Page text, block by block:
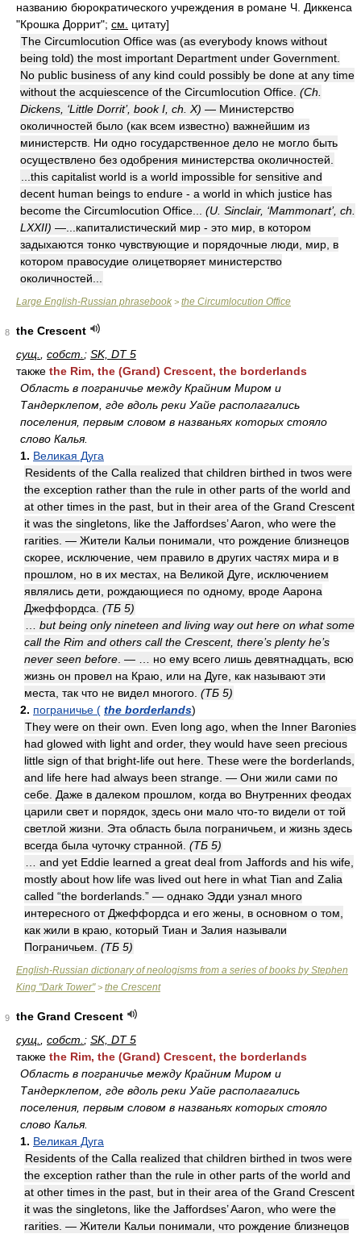
названию бюрократического учреждения в романе Ч. Диккенса
"Крошка Доррит"; см.
цитату]
The Circumlocution Office was (as everybody knows without
being told) the most important Department under Government.
No public business of any kind could possibly be done at any time
without the acquiescence of the Circumlocution Office. (Ch.
Dickens, ‘Little Dorrit’, book I, ch. X) — Министерство
околичностей было (как всем известно) важнейшим из
министерств. Ни одно государственное дело не могло быть
осуществлено без одобрения министерства околичностей.
...this capitalist world is a world impossible for sensitive and
decent human beings to endure - a world in which justice has
become the Circumlocution Office... (U. Sinclair, ‘Mammonart’, ch.
LXXII) —...капиталистический мир - это мир, в котором
задыхаются тонко чувствующие и порядочные люди, мир, в
котором правосудие олицетворяет министерство
околичностей...
Large English-Russian phrasebook > the Circumlocution Office
8
the Crescent
сущ.
собст. ; SK, DT 5
также the Rim, the (Grand) Crescent, the borderlands
Область в пограничье между Крайним Миром и
Тандерклепом, где вдоль реки Уайе располагались
поселения, первым словом в названьях которых стояло
слово Калья.
1. Великая Дуга
Residents of the Calla realized that children birthed in twos were
the exception rather than the rule in other parts of the world and
at other times in the past, but in their area of the Grand Crescent
it was the singletons, like the Jaffordses’ Aaron, who were the
rarities. — Жители Кальи понимали, что рождение близнецов
скорее, исключение, чем правило в других частях мира и в
прошлом, но в их местах, на Великой Дуге, исключением
являлись дети, рождающиеся по одному, вроде Аарона
Джеффордса. (ТБ 5)
but being only nineteen and living way out here on what some
call the Rim and others call the Crescent, there’s plenty he’s
never seen before . — … но ему всего лишь девятнадцать, всю
жизнь он провел на Краю, или на Дуге, как называют эти
места, так что не видел многого. (ТБ 5)
2. пограничье ( the borderlands)
They were on their own. Even long ago, when the Inner Baronies
had glowed with light and order, they would have seen precious
little sign of that bright-life out here. These were the borderlands,
and life here had always been strange. — Они жили сами по
себе. Даже в далеком прошлом, когда во Внутренних феодах
царили свет и порядок, здесь они мало что-то видели от той
светлой жизни. Эта область была пограничьем, и жизнь здесь
всегда была чуточку странной. (ТБ 5)
… and yet Eddie learned a great deal from Jaffords and his wife,
mostly about how life was lived out here in what Tian and Zalia
called “the borderlands.” — однако Эдди узнал много
интересного от Джеффордса и его жены, в основном о том,
как жили в краю, который Тиан и Залия называли
Пограничьем. (ТБ 5)
English-Russian dictionary of neologisms from a series of books by Stephen
King "Dark Tower"> the Crescent
9
the Grand Crescent
сущ.
собст. ; SK, DT 5
также the Rim, the (Grand) Crescent, the borderlands
Область в пограничье между Крайним Миром и
Тандерклепом, где вдоль реки Уайе располагались
поселения, первым словом в названьях которых стояло
слово Калья.
1. Великая Дуга
Residents of the Calla realized that children birthed in twos were
the exception rather than the rule in other parts of the world and
at other times in the past, but in their area of the Grand Crescent
it was the singletons, like the Jaffordses’ Aaron, who were the
rarities. — Жители Кальи понимали, что рождение близнецов